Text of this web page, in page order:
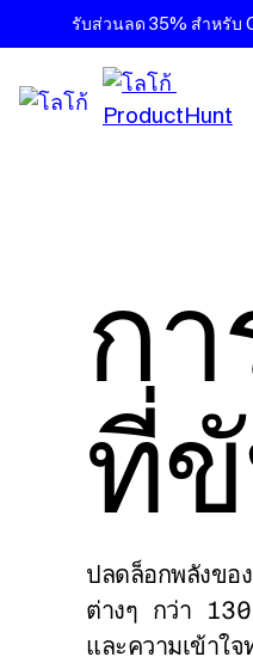
รับส่วนลด 35% สำหรับ
ก
ที่
ปลดล็อกพลังขอ
ต่างๆ กว่า 130
และความเข้าใ